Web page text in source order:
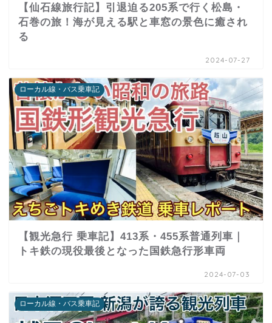
【仙石線旅行記】引退迫る205系で行く松島・
石巻の旅！海が見える駅と車窓の景色に癒され
る
2024-07-27
ローカル線・バス乗車記
【観光急行 乗車記】413系・455系普通列車｜
トキ鉄の現役最後となった国鉄急行形車両
2024-07-03
ローカル線・バス乗車記